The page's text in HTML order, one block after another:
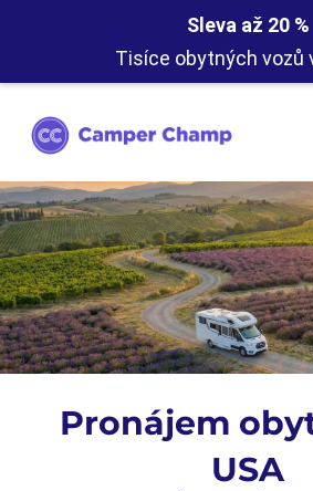
Sleva až 20 %
Tisíce obytných vozů
Pronájem
USA